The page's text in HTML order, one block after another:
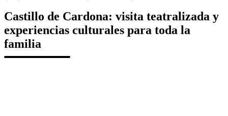
Castillo de Cardona: visita teatralizada y
experiencias culturales para toda la
familia